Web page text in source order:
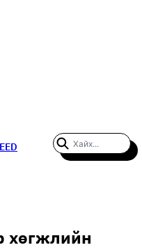
хөгжлийн